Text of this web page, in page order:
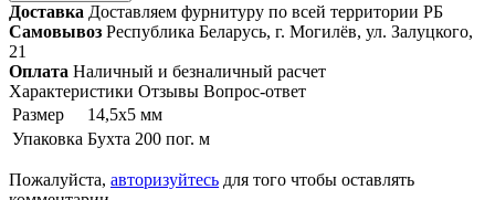
Доставка Доставляем фурнитуру по всей территории РБ
Самовывоз Республика Беларусь, г. Могилёв, ул. Залуцкого,
21
Оплата Наличный и безналичный расчет
Характеристики Отзывы Вопрос-ответ
Размер
14,5х5 мм
Упаковка Бухта 200 пог. м
Пожалуйста, авторизуйтесь для того чтобы оставлять